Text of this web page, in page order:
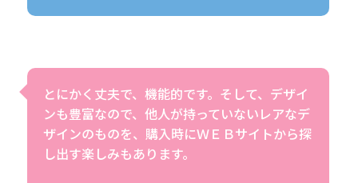
とにかく丈夫で、機能的です。そして、デザイ
ンも豊富なので、他人が持っていないレアなデ
ザインのものを、購入時にＷＥＢサイトから探
し出す楽しみもあります。